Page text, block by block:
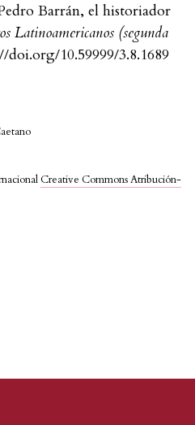
Barrán, el historiador
Latinoamericanos (segunda
doi.org/10.59999/3.8.1689
Creative Commons Atribución-